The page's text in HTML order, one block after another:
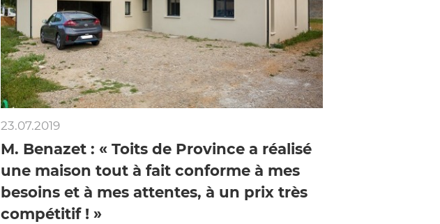
23.07.2019
M. Benazet : « Toits de Province a réalisé
une maison tout à fait conforme à mes
besoins et à mes attentes, à un prix très
compétitif ! »